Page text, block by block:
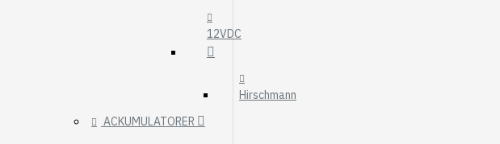
12VDC
Hirschmann
ACKUMULATORER